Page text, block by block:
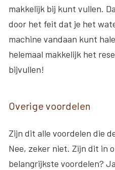
makkelijk bij kunt vullen.
door het feit dat je het
machine vandaan kunt
helemaal makkelijk het
bijvullen!
Overige voordelen
Zijn dit alle voordelen die
Nee, zeker niet. Zijn dit in
belangrijkste voordelen?